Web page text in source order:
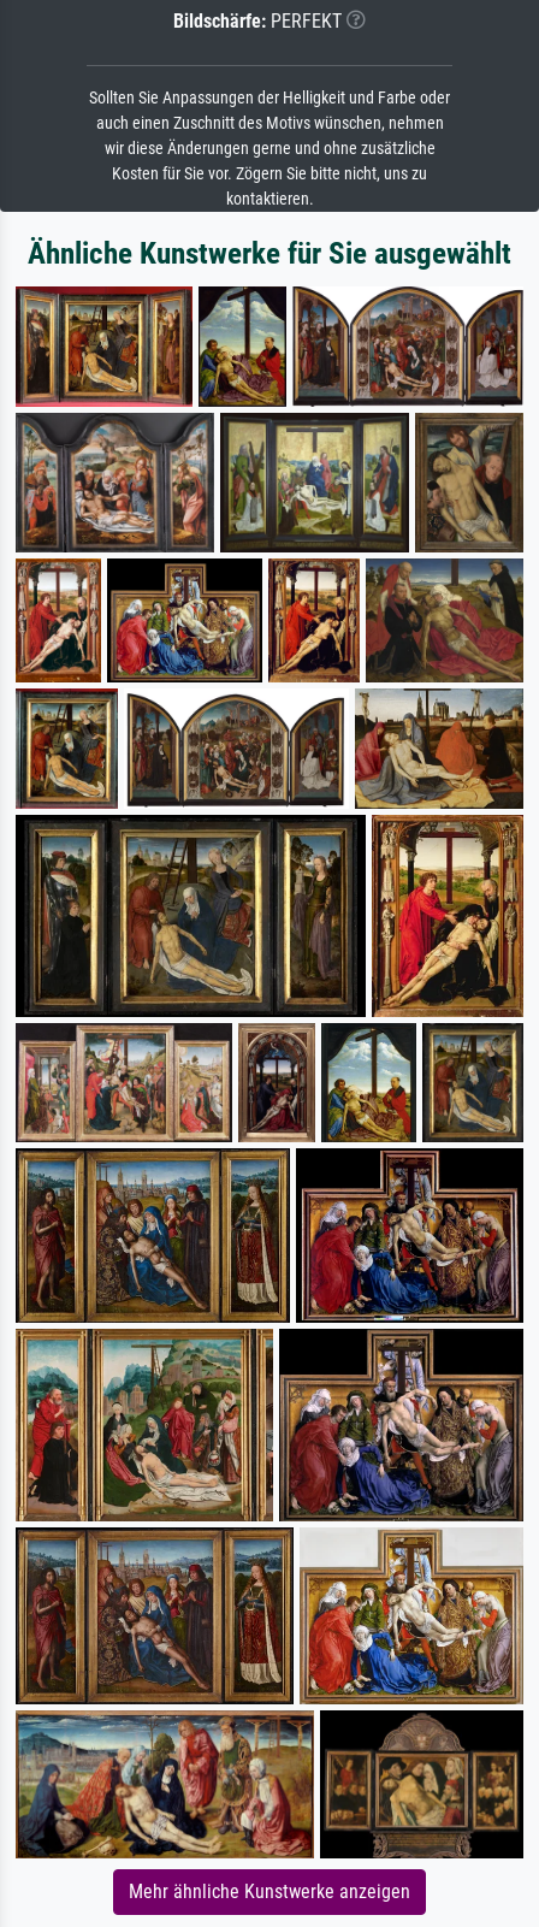
Bildschärfe: PERFEKT
Sollten Sie Anpassungen der Helligkeit und Farbe oder
auch einen Zuschnitt des Motivs wünschen, nehmen
wir diese Änderungen gerne und ohne zusätzliche
Kosten für Sie vor. Zögern Sie bitte nicht, uns zu
kontaktieren.
Ähnliche Kunstwerke für Sie ausgewählt
Mehr ähnliche Kunstwerke anzeigen